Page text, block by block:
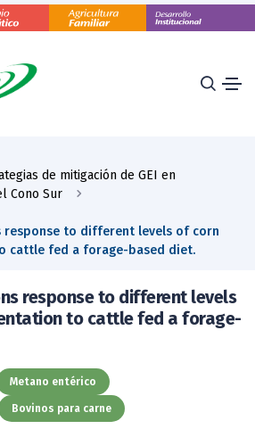
de mitigación de GEI en
Cono Sur
response to different levels of corn
cattle fed a forage-based diet.
response to different levels
to cattle fed a forage-
Metano entérico
Bovinos para carne